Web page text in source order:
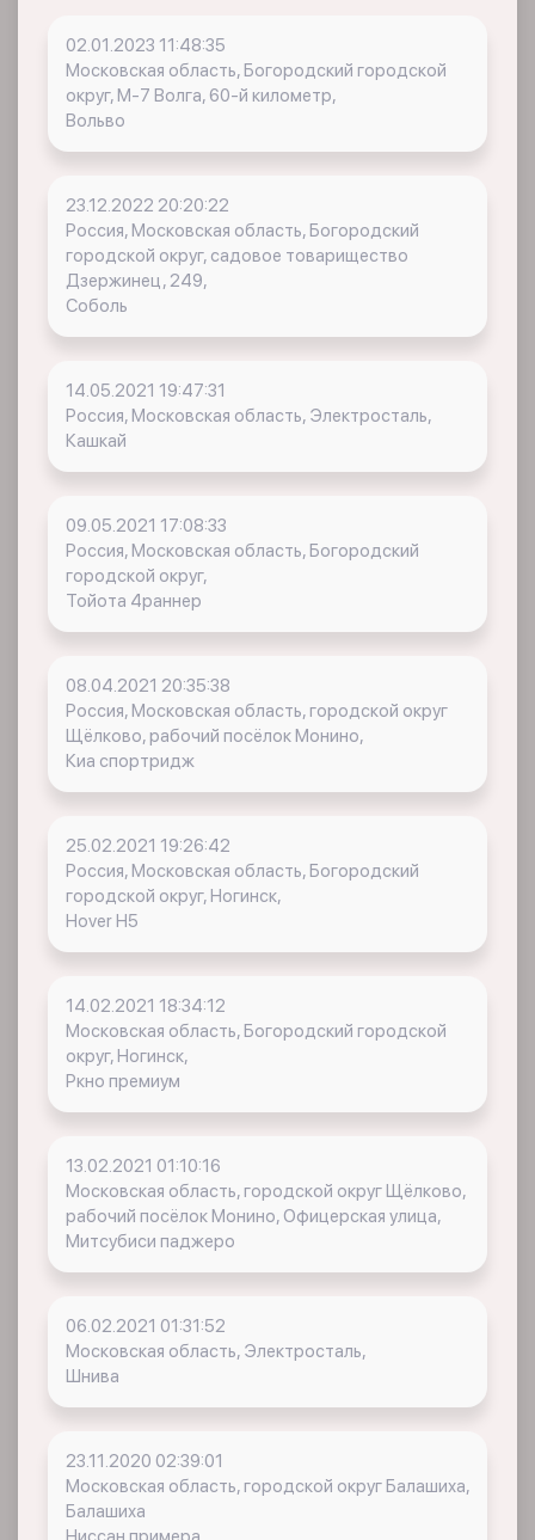
02.01.2023 11:48:35
Московская область, Богородский городской
округ, М-7 Волга, 60-й километр,
Вольво
23.12.2022 20:20:22
Россия, Московская область, Богородский
городской округ, садовое товарищество
Дзержинец, 249,
Соболь
14.05.2021 19:47:31
Россия, Московская область, Электросталь,
Кашкай
09.05.2021 17:08:33
Россия, Московская область, Богородский
городской округ,
Тойота 4раннер
08.04.2021 20:35:38
Россия, Московская область, городской округ
Щёлково, рабочий посёлок Монино,
Киа спортридж
25.02.2021 19:26:42
Россия, Московская область, Богородский
городской округ, Ногинск,
Hover H5
14.02.2021 18:34:12
Московская область, Богородский городской
округ, Ногинск,
Ркно премиум
13.02.2021 01:10:16
Московская область, городской округ Щёлково,
рабочий посёлок Монино, Офицерская улица,
Митсубиси паджеро
06.02.2021 01:31:52
Московская область, Электросталь,
Шнива
23.11.2020 02:39:01
Московская область, городской округ Балашиха,
Балашиха